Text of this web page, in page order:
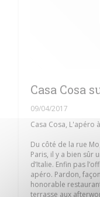
Casa Cosa
09/04/2017
Casa Cosa, L'apéro
Du côté de la rue
Paris, il y a bien sûr
d’Italie. Enfin pas
apéro. Pardon,
honorable
terrasse aux